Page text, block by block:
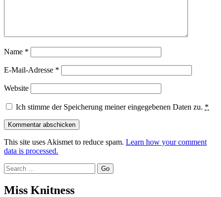
Name *
E-Mail-Adresse *
Website
Ich stimme der Speicherung meiner eingegebenen Daten zu. *
This site uses Akismet to reduce spam. Learn how your comment
data is processed.
Search
Miss Knitness